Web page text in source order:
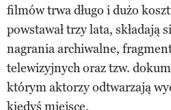
filmów trwa długo i dużo
powstawał trzy lata, składają
nagrania archiwalne,
telewizyjnych oraz tzw.
którym aktorzy odtwarzają
kiedyś miejsce.